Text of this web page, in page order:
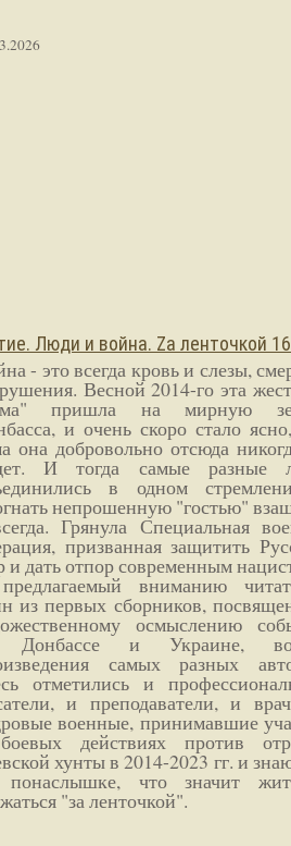
Люди и война. Zа ленточкой
- это всегда кровь и слезы,
Весной 2014-го эта
пришла на мирную
и очень скоро стало
она добровольно отсюда
И тогда самые разные
в одном
непрошенную "гостью"
Грянула Специальная
призванная защитить
и дать отпор современным
вниманию
из первых сборников,
осмыслению
Донбассе и Украине,
самых разных
отметились и
и преподаватели, и
военные, принимавшие
действиях против
хунты в 2014-2023 гг. и
что значит
"за ленточкой".